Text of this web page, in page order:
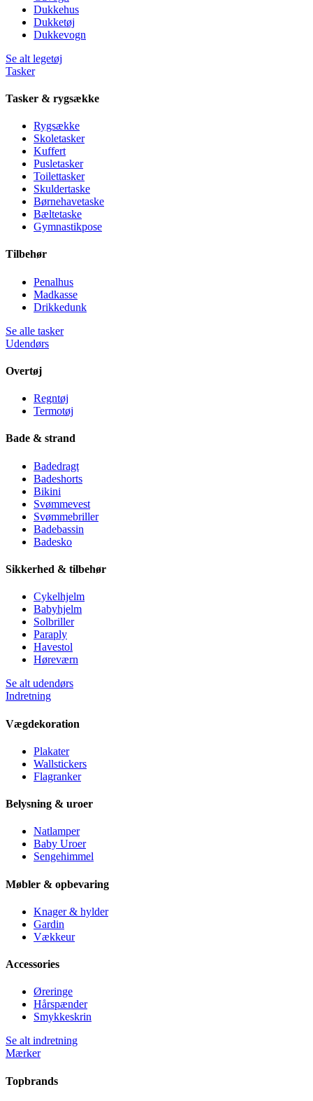
Dukkehus
Dukketøj
Dukkevogn
Se alt legetøj
Tasker
Tasker & rygsække
Rygsække
Skoletasker
Kuffert
Pusletasker
Toilettasker
Skuldertaske
Børnehavetaske
Bæltetaske
Gymnastikpose
Tilbehør
Penalhus
Madkasse
Drikkedunk
Se alle tasker
Udendørs
Overtøj
Regntøj
Termotøj
Bade & strand
Badedragt
Badeshorts
Bikini
Svømmevest
Svømmebriller
Badebassin
Badesko
Sikkerhed & tilbehør
Cykelhjelm
Babyhjelm
Solbriller
Paraply
Havestol
Høreværn
Se alt udendørs
Indretning
Vægdekoration
Plakater
Wallstickers
Flagranker
Belysning & uroer
Natlamper
Baby Uroer
Sengehimmel
Møbler & opbevaring
Knager & hylder
Gardin
Vækkeur
Accessories
Øreringe
Hårspænder
Smykkeskrin
Se alt indretning
Mærker
Topbrands